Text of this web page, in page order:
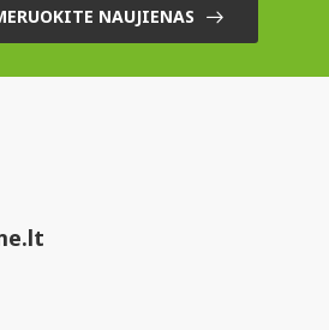
NAUJIENAS